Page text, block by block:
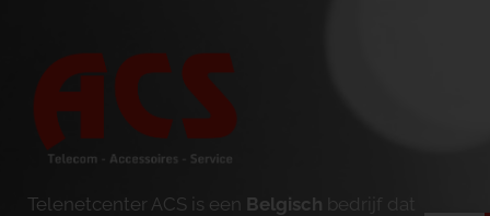
Telenetcenter ACS is een Belgisch bedrijf dat